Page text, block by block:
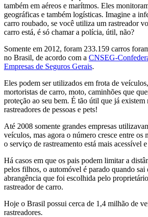
também em aéreos e marítmos. Eles
geográficas e também logísticas. Imagine a
carro roubado, se você utiliza um rastreador
carro está, é só chamar a polícia, útil, não?
Somente em 2012, foram 233.159 carros
no Brasil, de acordo com a CNSEG-
Empresas de Seguros Gerais.
Eles podem ser utilizados em frota de
mortoristas de carro, moto, caminhões que
proteção ao seu bem. É tão útil que já
rastreadores de pessoas e pets!
Até 2008 somente grandes empresas
veículos, mas agora o número cresce entre os
o serviço de rastreamento está mais acessível
Há casos em que os pais podem limitar a
pelos filhos, o automóvel é parado quando sai
abrangência que foi escolhida pelo
rastreador de carro.
Hoje o Brasil possui cerca de 1,4 milhão de
rastreadores.